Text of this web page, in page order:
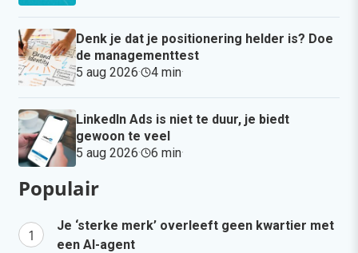
Denk je dat je positionering helder is? Doe
de managementtest
5 aug 2026· 4 min·
LinkedIn Ads is niet te duur, je biedt
gewoon te veel
5 aug 2026· 6 min·
Populair
Je ‘sterke merk’ overleeft geen kwartier met
een AI-agent